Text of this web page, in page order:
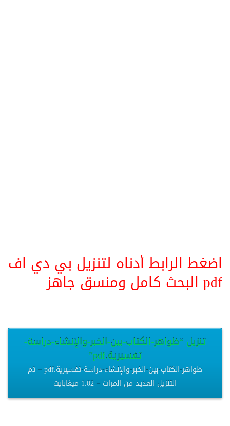
__________________________________
اضغط الرابط أدناه لتنزيل بي دي اف
pdf البحث كامل ومنسق جاهز
تنزيل “ظواهر-الكتاب-بين-الخبر-والإنشاء-دراسة-
تفسيرية.pdf”
ظواهر-الكتاب-بين-الخبر-والإنشاء-دراسة-تفسيرية.pdf – تم
التنزيل العديد من المرات – 1.02 ميغابايت